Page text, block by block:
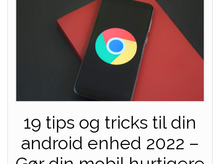
19 tips og tricks til din
android enhed 2022 –